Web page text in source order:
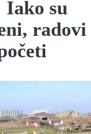
Iako su
radovi